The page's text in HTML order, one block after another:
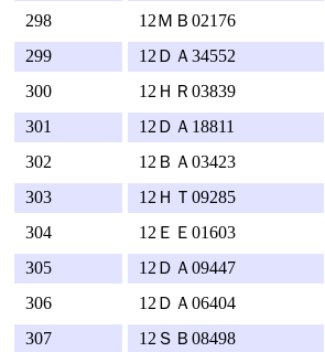
298
12ＭＢ02176
299
12ＤＡ34552
300
12ＨＲ03839
301
12ＤＡ18811
302
12ＢＡ03423
303
12ＨＴ09285
304
12ＥＥ01603
305
12ＤＡ09447
306
12ＤＡ06404
307
12ＳＢ08498